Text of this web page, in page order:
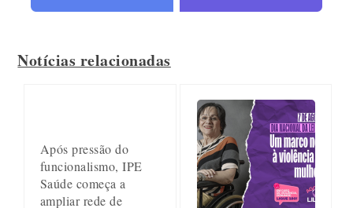
Notícias relacionadas
Após pressão do
funcionalismo, IPE
Saúde começa a
ampliar rede de